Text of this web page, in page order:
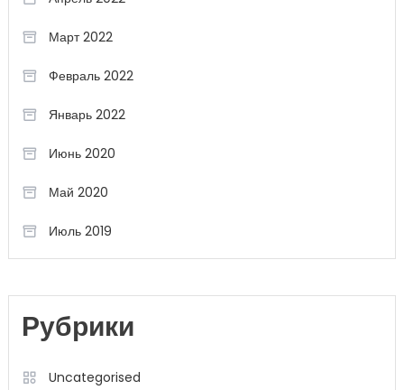
Март 2022
Февраль 2022
Январь 2022
Июнь 2020
Май 2020
Июль 2019
Рубрики
Uncategorised